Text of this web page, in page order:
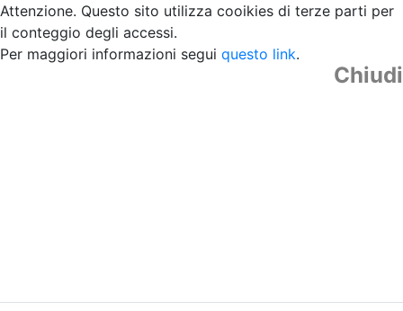
Attenzione. Questo sito utilizza cooikies di terze parti per
il conteggio degli accessi.
Per maggiori informazioni segui questo link.
Chiudi